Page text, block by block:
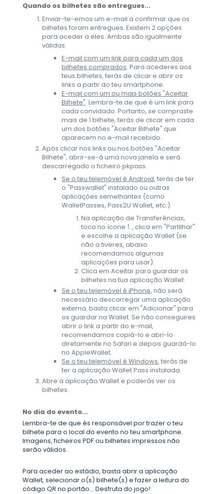
Quando os bilhetes são entregues...
Enviar-te-emos um e-mail a confirmar que os
bilhetes foram entregues. Existem 2 opções
para aceder a eles. Ambas são igualmente
válidas.
E-mail com um link para cada um dos
bilhetes comprados. Para acederes aos
teus bilhetes, terás de clicar e abrir os
links a partir do teu smartphone.
E-mail com um ou mais botões "Aceitar
Bilhete". Lembra-te de que é um link para
cada convidado. Portanto, se compraste
mais de 1 bilhete, terás de clicar em cada
um dos botões "Aceitar Bilhete" que
aparecem no e-mail recebido.
Após clicar nos links ou nos botões "Aceitar
Bilhete", abrir-se-á uma nova janela e será
descarregado o ficheiro pkpass.
Se o teu telemóvel é Android, terás de ter
o "Passwallet" instalado ou outras
aplicações semelhantes (como
WalletPasses, Pass2U Wallet, etc.).
Na aplicação de Transferências,
toca no ícone ⠇, clica em "Partilhar"
e escolhe a aplicação Wallet (se
não a tiveres, abaixo
recomendamos algumas
aplicações para usar).
Clica em Aceitar para guardar os
bilhetes na tua aplicação Wallet.
Se o teu telemóvel é iPhone, não será
necessário descarregar uma aplicação
externa, basta clicar em "Adicionar" para
os guardar na Wallet. Se não conseguires
abrir o link a partir do e-mail,
recomendamos copiá-lo e abri-lo
diretamente no Safari e depois guardá-lo
no AppleWallet.
Se o teu telemóvel é Windows, terás de
ter a aplicação Wallet Pass instalada.
Abre a aplicação Wallet e poderás ver os
bilhetes.
No dia do evento...
Lembra-te de que és responsável por trazer o teu
bilhete para o local do evento no teu smartphone.
Imagens, ficheiros PDF ou bilhetes impressos não
serão válidos.
Para aceder ao estádio, basta abrir a aplicação
Wallet, selecionar o(s) bilhete(s) e fazer a leitura do
código QR no portão... Desfruta do jogo!